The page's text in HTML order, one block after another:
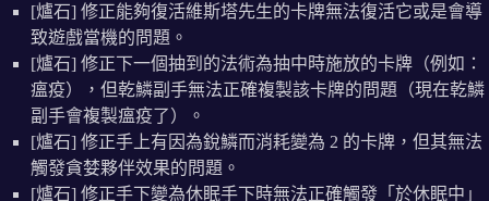
[爐石] 修正能夠復活維斯塔先生的卡牌無法復活它或是會導
致遊戲當機的問題。
[爐石] 修正下一個抽到的法術為抽中時施放的卡牌（例如：
瘟疫），但乾鱗副手無法正確複製該卡牌的問題（現在乾鱗
副手會複製瘟疫了）。
[爐石] 修正手上有因為銳鱗而消耗變為 2 的卡牌，但其無法
觸發貪婪夥伴效果的問題。
[爐石] 修正手下變為休眠手下時無法正確觸發「於休眠中」